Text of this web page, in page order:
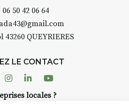
06 50 42 06 64
43260 QUEYRIERES
LE CONTACT
Instagram
LinkedinYoutube
locales ?